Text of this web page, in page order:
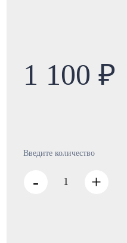
1 100 ₽
Введите количество
- +